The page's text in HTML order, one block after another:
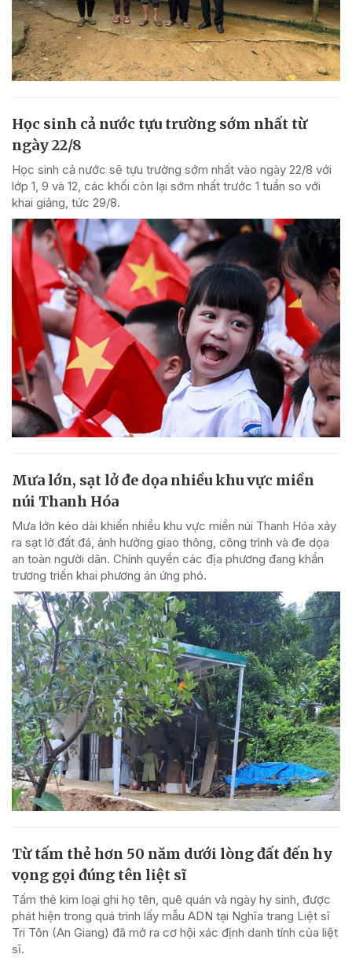
Học sinh cả nước tựu trường sớm nhất từ
ngày 22/8
Học sinh cả nước sẽ tựu trường sớm nhất vào ngày 22/8 với
lớp 1, 9 và 12, các khối còn lại sớm nhất trước 1 tuần so với
khai giảng, tức 29/8.
Mưa lớn, sạt lở đe dọa nhiều khu vực miền
núi Thanh Hóa
Mưa lớn kéo dài khiến nhiều khu vực miền núi Thanh Hóa xảy
ra sạt lở đất đá, ảnh hưởng giao thông, công trình và đe dọa
an toàn người dân. Chính quyền các địa phương đang khẩn
trương triển khai phương án ứng phó.
Từ tấm thẻ hơn 50 năm dưới lòng đất đến hy
vọng gọi đúng tên liệt sĩ
Tấm thẻ kim loại ghi họ tên, quê quán và ngày hy sinh, được
phát hiện trong quá trình lấy mẫu ADN tại Nghĩa trang Liệt sĩ
Tri Tôn (An Giang) đã mở ra cơ hội xác định danh tính của liệt
sĩ.